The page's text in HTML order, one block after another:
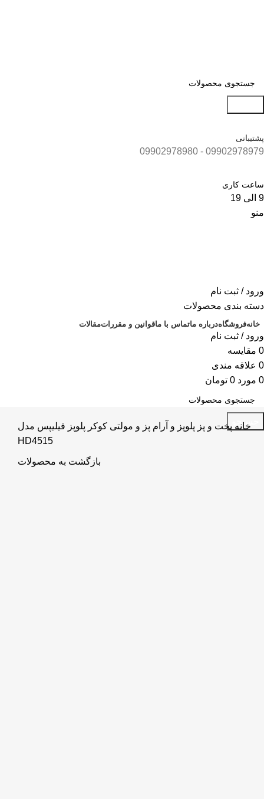
پشتیبانی
09902978979 - 09902978980
ساعت کاری
9 الی 19
منو
ورود / ثبت نام
دسته بندی محصولات
خانهفروشگاهدرباره ماتماس با ماقوانین و مقرراتمقالات
ورود / ثبت نام
0 مقايسه
0 علاقه مندی
0 مورد 0 تومان
جستجو
خانه پخت و پز پلوپز و آرام پز و مولتی کوکر پلوپز فیلیپس مدل
HD4515
بازگشت به محصولات